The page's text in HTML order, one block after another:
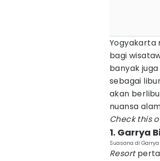
Yogyakarta
bagi
banyak
sebagai
akan
nuansa
Check this
1. Garrya
Suasana di
Resort